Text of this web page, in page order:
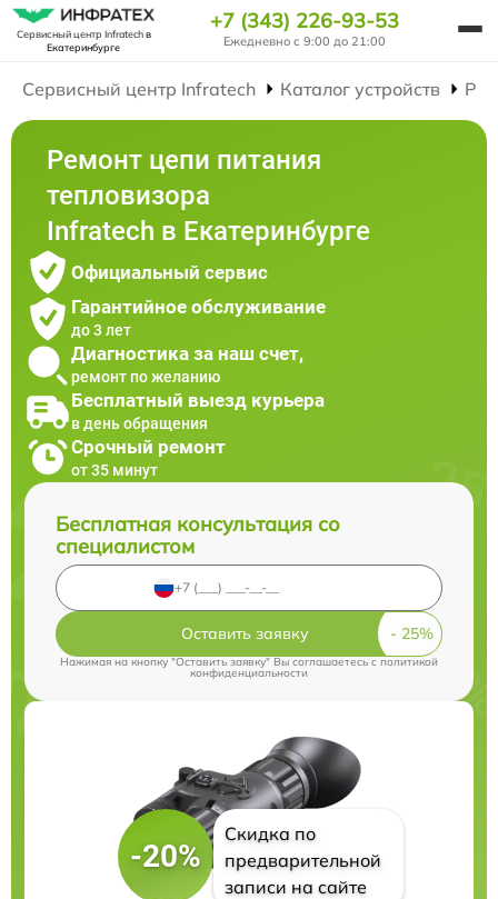
Сервисный центр Infratechв
Екатеринбурге
+7 (343) 226-93-53
Ежедневно с 9:00 до 21:00
Сервисный центр Infratech Каталог устройств
Ремонт цепи питания
тепловизора
Infratech в Екатеринбурге
Официальный сервис
Гарантийное обслуживание
до 3 лет
Диагностика за наш счет,
ремонт по желанию
Бесплатный выезд курьера
в день обращения
Срочный ремонт
от 35 минут
Бесплатная консультация со
специалистом
Оставить заявку
Нажимая на кнопку "Оставить заявку" Вы соглашаетесь cполитикой
конфиденциальности
-20%
Скидка по
предварительной
записи на сайте